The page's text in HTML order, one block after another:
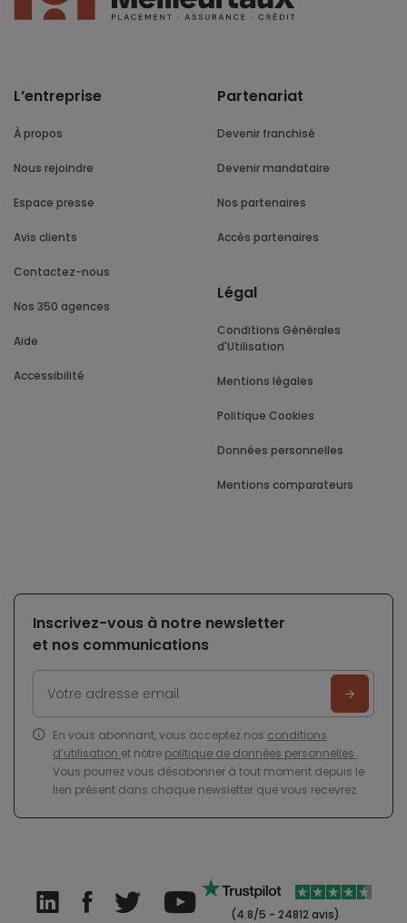
L’entreprise
À propos
Nous rejoindre
Espace presse
Avis clients
Contactez-nous
Nos 350 agences
Aide
Accessibilité
Partenariat
Devenir franchisé
Devenir mandataire
Nos partenaires
Accès partenaires
Légal
Conditions Générales
d'Utilisation
Mentions légales
Politique Cookies
Données personnelles
Mentions comparateurs
Inscrivez-vous à notre newsletter
et nos communications
En vous abonnant, vous acceptez nos conditions
d’utilisation et notre politique de données personnelles .
Vous pourrez vous désabonner à tout moment depuis le
lien présent dans chaque newsletter que vous recevrez.
(4.8/5 - 24812 avis)